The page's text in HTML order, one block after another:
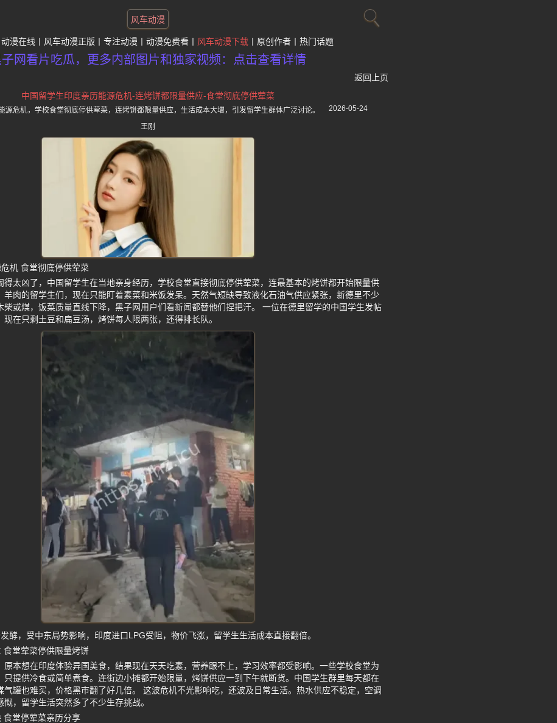
风车动漫
动漫在线 风车动漫正版 专注动漫 动漫免费看 风车动漫下载 原创作者 热门话题
子网看片吃瓜，更多内部图片和独家视频：点击查看详情
返回上页
中国留学生印度亲历能源危机-连烤饼都限量供应-食堂彻底停供荤菜
源危机，学校食堂彻底停供荤菜，连烤饼都限量供应，生活成本大增，引发留学生群体广泛讨论。 2026-05-24
王刚
机 食堂彻底停供荤菜
得太凶了，中国留学生在当地亲身经历，学校食堂直接彻底停供荤菜，连最基本的烤饼都开始限量供
羊肉的留学生们，现在只能盯着素菜和米饭发呆。天然气短缺导致液化石油气供应紧张，新德里不少
柴或煤，饭菜质量直线下降，黑子网用户们看新闻都替他们捏把汗。 一位在德里留学的中国学生发帖
在只剩土豆和扁豆汤，烤饼每人限两张，还得排长队。
酵，受中东局势影响，印度进口LPG受阻，物价飞涨，留学生生活成本直接翻倍。
食堂荤菜停供限量烤饼
原本想在印度体验异国美食，结果现在天天吃素，营养跟不上，学习效率都受影响。一些学校食堂为
只提供冷食或简单煮食。连街边小摊都开始限量，烤饼供应一到下午就断货。中国学生群里每天都在
气罐也难买，价格黑市翻了好几倍。 这波危机不光影响吃，还波及日常生活。热水供应不稳定，空调
，留学生活突然多了不少生存挑战。
食堂停荤菜亲历分享